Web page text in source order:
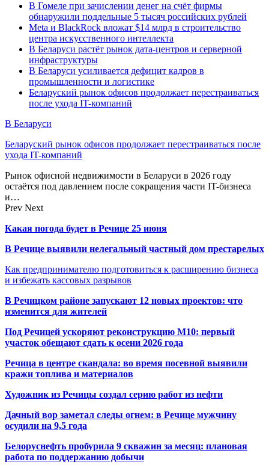
В Гомеле при зачислении денег на счёт фирмы
обнаружили поддельные 5 тысяч российских рублей
Meta и BlackRock вложат $14 млрд в строительство
центра искусственного интеллекта
В Беларуси растёт рынок дата-центров и серверной
инфраструктуры
В Беларуси усиливается дефицит кадров в
промышленности и логистике
Беларуский рынок офисов продолжает перестраиваться
после ухода IT-компаний
В Беларуси
Беларуский рынок офисов продолжает перестраиваться после
ухода IT-компаний
Рынок офисной недвижимости в Беларуси в 2026 году
остаётся под давлением после сокращения части IT-бизнеса
и…
Prev Next
Какая погода будет в Речице 25 июня
В Речице выявили нелегальный частный дом престарелых
Как предпринимателю подготовиться к расширению бизнеса
и избежать кассовых разрывов
В Речицком районе запускают 12 новых проектов: что
изменится для жителей
Под Речицей ускоряют реконструкцию М10: первый
участок обещают сдать к осени 2026 года
Речица в центре скандала: во время посевной выявили
кражи топлива и материалов
Художник из Речицы создал серию работ из нефти
Дачный вор заметал следы огнем: в Речице мужчину
осудили на 9,5 года
Белоруснефть пробурила 9 скважин за месяц: плановая
работа по поддержанию добычи